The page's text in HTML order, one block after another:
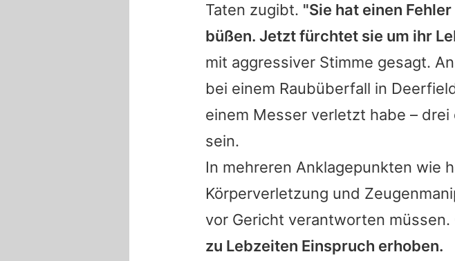
Taten zugibt. "Sie hat einen
büßen. Jetzt fürchtet sie um ihr
mit aggressiver Stimme gesagt.
bei einem Raubüberfall in
einem Messer verletzt habe –
sein.
In mehreren Anklagepunkten wie
Körperverletzung und
vor Gericht verantworten müssen.
zu Lebzeiten Einspruch erhoben.